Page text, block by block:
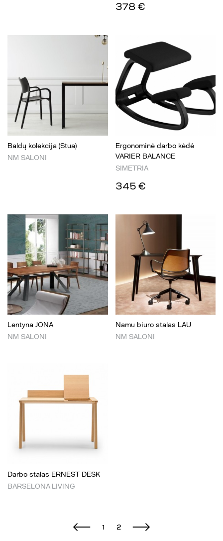
378 €
Baldų kolekcija (Stua)
NM SALONI
Ergonominė darbo kėdė
VARIER BALANCE
SIMETRIA
345 €
Lentyna JONA
NM SALONI
Namu biuro stalas LAU
NM SALONI
Darbo stalas ERNEST DESK
BARSELONA LIVING
1 2